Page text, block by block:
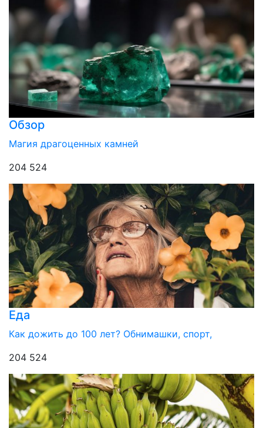
Обзор
Магия драгоценных камней
204 524
Еда
Как дожить до 100 лет? Обнимашки, спорт,
204 524